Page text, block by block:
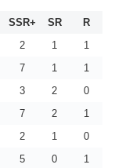
SSR+ SR
R
2 1
1
7 1
1
3 2
0
7 2
1
2 1
0
5 0 1